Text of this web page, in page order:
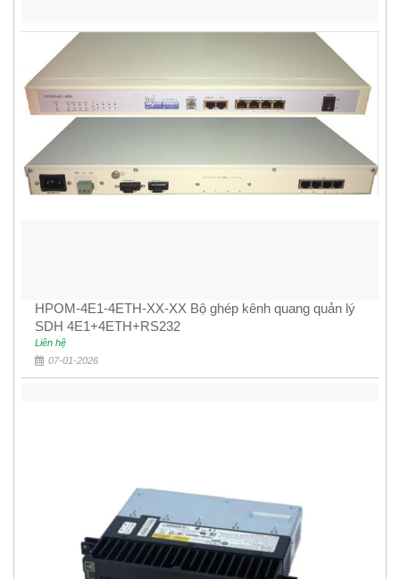
HPOM-4E1-4ETH-XX-XX Bộ ghép kênh quang quản lý
SDH 4E1+4ETH+RS232
Liên hệ
07-01-2026